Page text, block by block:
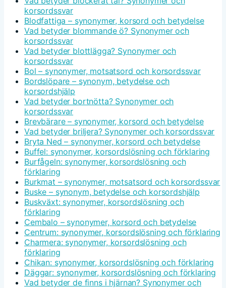
korsordssvar
Blodfattiga – synonymer, korsord och betydelse
Vad betyder blommande ö? Synonymer och
korsordssvar
Vad betyder blottlägga? Synonymer och
korsordssvar
Bol – synonymer, motsatsord och korsordssvar
Bordslöpare – synonym, betydelse och
korsordshjälp
Vad betyder bortnötta? Synonymer och
korsordssvar
Brevbärare – synonymer, korsord och betydelse
Vad betyder briljera? Synonymer och korsordssvar
Bryta Ned – synonymer, korsord och betydelse
Buffel: synonymer, korsordslösning och förklaring
Burfågeln: synonymer, korsordslösning och
förklaring
Burkmat – synonymer, motsatsord och korsordssvar
Buske – synonym, betydelse och korsordshjälp
Buskväxt: synonymer, korsordslösning och
förklaring
Cembalo – synonymer, korsord och betydelse
Centrum: synonymer, korsordslösning och förklaring
Charmera: synonymer, korsordslösning och
förklaring
Chikan: synonymer, korsordslösning och förklaring
Däggar: synonymer, korsordslösning och förklaring
Vad betyder de finns i hjärnan? Synonymer och